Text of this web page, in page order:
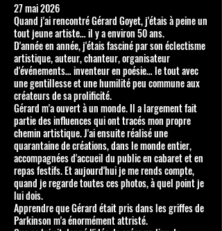
27 mai 2026
Quand j'ai rencontré Gérard Goyet, j'étais à peine un
tout jeune artiste… il y a environ 50 ans.
D'année en année, j'étais fasciné par son éclectisme
artistique, auteur, chanteur, organisateur
d'événements… inventeur en poésie… le tout avec
une gentillesse et une humilité peu commune aux
créateurs de sa prolificité.
Gérard m'a ouvert à un monde. Il a largement fait
partie des influences qui ont tracés mon propre
chemin artistique. J'ai ensuite réalisé une
quarantaine de créations, dans le monde entier,
accompagnées d'accueil du public en cabaret et en
repas festifs. Et aujourd'hui je me rends compte,
quand je regarde toutes ces photos, à quel point je
lui dois.
Apprendre que Gérard était pris dans les griffes de
Parkinson m'a énormément attristé.